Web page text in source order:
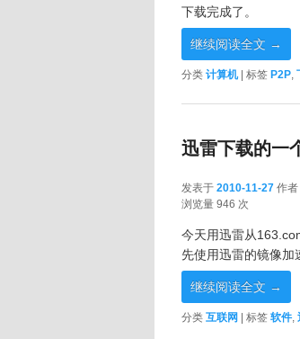
下载完成了。
继续阅读全文 →
分类 计算机 | 标签 P2P,
迅雷下载的一
发表于 2010-11-27 作者
浏览量 946 次
今天用迅雷从
先使用迅雷的镜像加
继续阅读全文 →
分类 互联网 标签 软件,